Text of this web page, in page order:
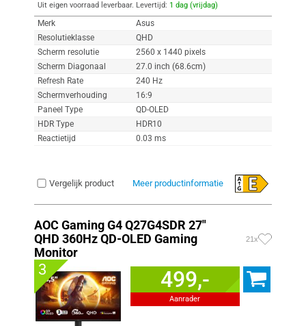
Uit eigen voorraad leverbaar. Levertijd: 1 dag (vrijdag)
Merk
Asus
Resolutieklasse
QHD
Scherm resolutie
2560 x 1440 pixels
Scherm Diagonaal
27.0 inch (68.6cm)
Refresh Rate
240 Hz
Schermverhouding
16:9
Paneel Type
QD-OLED
HDR Type
HDR10
Reactietijd
0.03 ms
Vergelijk product Meer productinformatie
AOC Gaming G4 Q27G4SDR 27"
QHD 360Hz QD-OLED Gaming
Monitor
21x
3 499,-
Aanrader